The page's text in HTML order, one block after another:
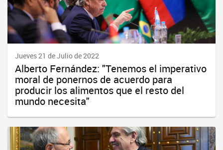
Jueves 21 de Julio de 2022
Alberto Fernández: "Tenemos el imperativo
moral de ponernos de acuerdo para
producir los alimentos que el resto del
mundo necesita"